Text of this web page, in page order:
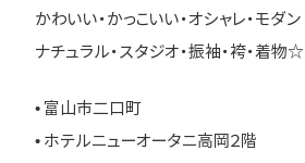
かわいい・かっこいい・オシャレ・モダン
ナチュラル・スタジオ・振袖・袴・着物☆
• 富山市二口町
• ホテルニューオータニ高岡２階